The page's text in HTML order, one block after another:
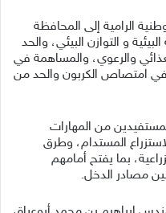
الرامية إلى المحافظة
و التوازن البيئي، والحد
والرعوي، والمساهمة في
في امتصاص الكربون والحد من
من المهارات
المستدام، وطرق
بما يفتح أمامهم
مصادر الدخل.